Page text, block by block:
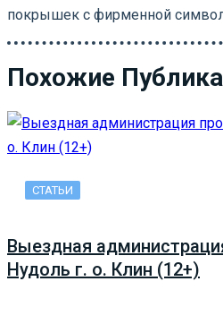
покрышек с фирменной
Похожие
СТАТЬИ
Выездная
Нудоль г. о. Клин (12+)